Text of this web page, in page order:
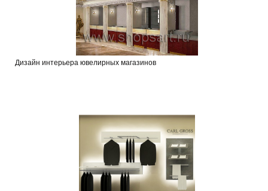
Дизайн интерьера ювелирных магазинов